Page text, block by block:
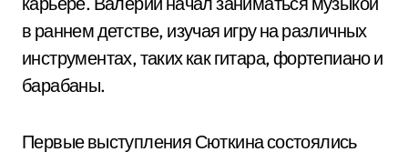
в раннем детстве, изучая игру на различных
инструментах, таких как гитара, фортепиано и
барабаны.
Первые выступления Сюткина состоялись